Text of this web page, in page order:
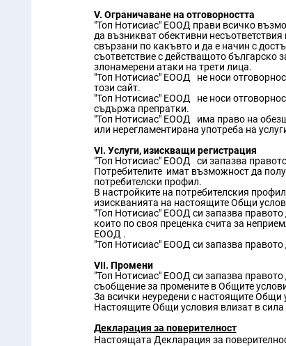
V. Ограничаване на отговорността
"Топ Нотисиас" ЕООД прави всичко
да възникват обективни
свързани по какъвто и да е начин с
съответствие с действащото българско
злонамерени атаки на трети лица.
"Топ Нотисиас" ЕООД не носи
този сайт.
"Топ Нотисиас" ЕООД не носи
съдържа препратки.
"Топ Нотисиас" ЕООД има право на
или нерегламентирана употреба на
VI. Услуги, изискващи регистрация
"Топ Нотисиас" ЕООД си запазва
Потребителите имат възможност да
потребителски профил.
В настройките на потребителския
изискванията на настоящите Общи
"Топ Нотисиас" ЕООД си запазва
които по своя преценка счита за
ЕООД .
"Топ Нотисиас" ЕООД си запазва правото
VII. Промени
"Топ Нотисиас" ЕООД си запазва
съобщение за промените в Общите
За всички неуредени с настоящите Общи
Настоящите Общи условия влизат в сила
Декларация за поверителност
Настоящата Декларация за